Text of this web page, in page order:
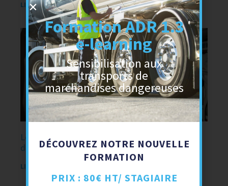
LIRE PLUS »
Le e-learning adaptatif une expérience
d’apprentissage augmentée
LIRE PLUS »
Formation ADR 1.3
e-learning
Sensibilisation aux
transports de
marchandises dangereuses
DÉCOUVREZ NOTRE NOUVELLE
FORMATION
PRIX : 80€ HT/ STAGIAIRE